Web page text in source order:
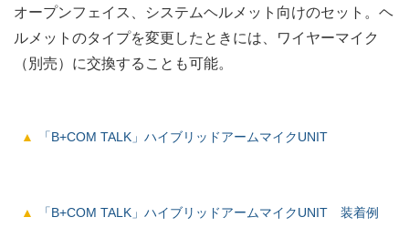
オープンフェイス、システムヘルメット向けのセット。ヘ
ルメットのタイプを変更したときには、ワイヤーマイク
（別売）に交換することも可能。
「B+COM TALK」ハイブリッドアームマイクUNIT
「B+COM TALK」ハイブリッドアームマイクUNIT 装着例